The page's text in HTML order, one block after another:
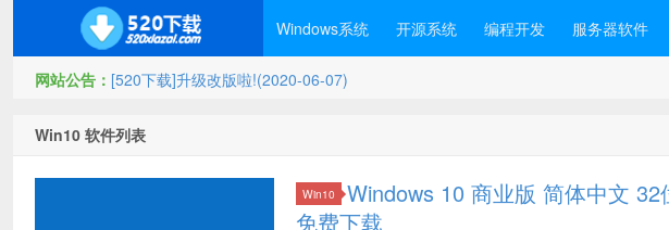
Windows系统 开源系统 编程开发 服务器软件
网站公告： [520下载]升级改版啦!(2020-06-07)
Win10 软件列表
Win10
Windows 10 商业版 简体中文
免费下载